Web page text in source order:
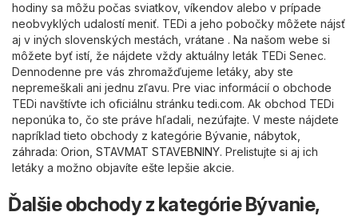
hodiny sa môžu počas sviatkov, víkendov alebo v prípade
neobvyklých udalostí meniť. TEDi a jeho pobočky môžete nájsť
aj v iných slovenských mestách, vrátane . Na našom webe si
môžete byť istí, že nájdete vždy aktuálny leták TEDi Senec.
Dennodenne pre vás zhromažďujeme letáky, aby ste
nepremeškali ani jednu zľavu. Pre viac informácií o obchode
TEDi navštívte ich oficiálnu stránkutedi.com. Ak obchod TEDi
neponúka to, čo ste práve hľadali, nezúfajte. V meste nájdete
napríklad tieto obchody z kategórie Bývanie, nábytok,
záhrada: Orion STAVMAT STAVEBNINY. Prelistujte si aj ich
letáky a možno objavíte ešte lepšie akcie.
Ďalšie obchody z kategórie Bývanie,